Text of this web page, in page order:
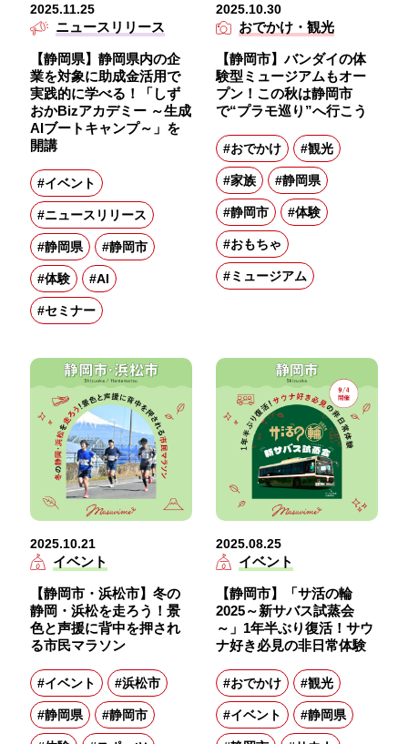
2025.11.25
ニュースリリース
【静岡県】静岡県内の企
業を対象に助成金活用で
実践的に学べる！「しず
おかBizアカデミー ～生成
AIブートキャンプ～」を
開講
#イベント
#ニュースリリース
#静岡県 #静岡市
#体験 #AI
#セミナー
2025.10.30
おでかけ・観光
【静岡市】バンダイの体
験型ミュージアムもオー
プン！この秋は静岡市
で“プラモ巡り”へ行こう
#おでかけ #観光
#家族 #静岡県
#静岡市 #体験
#おもちゃ
#ミュージアム
2025.10.21
イベント
【静岡市・浜松市】冬の
静岡・浜松を走ろう！景
色と声援に背中を押され
る市民マラソン
#イベント #浜松市
#静岡県 #静岡市
2025.08.25
イベント
【静岡市】「サ活の輪
2025～新サバス試蒸会
～」1年半ぶり復活！サウ
ナ好き必見の非日常体験
#おでかけ #観光
#イベント #静岡県